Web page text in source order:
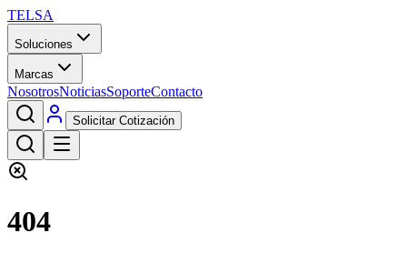
TELSA
Soluciones
Marcas
NosotrosNoticiasSoporteContacto
Solicitar Cotización
404